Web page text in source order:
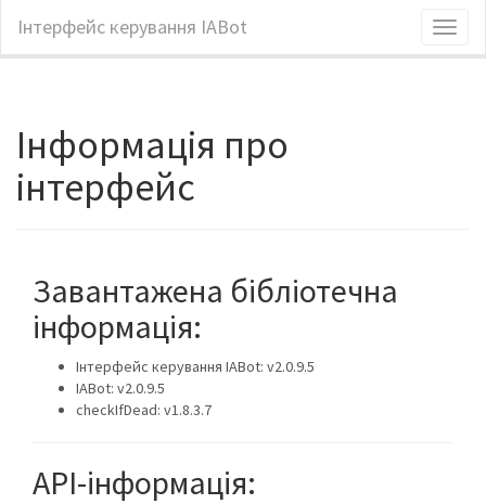
Інтерфейс керування IABot
Інформація про
інтерфейс
Завантажена бібліотечна
інформація:
Інтерфейс керування IABot: v2.0.9.5
IABot: v2.0.9.5
checkIfDead: v1.8.3.7
API-інформація: